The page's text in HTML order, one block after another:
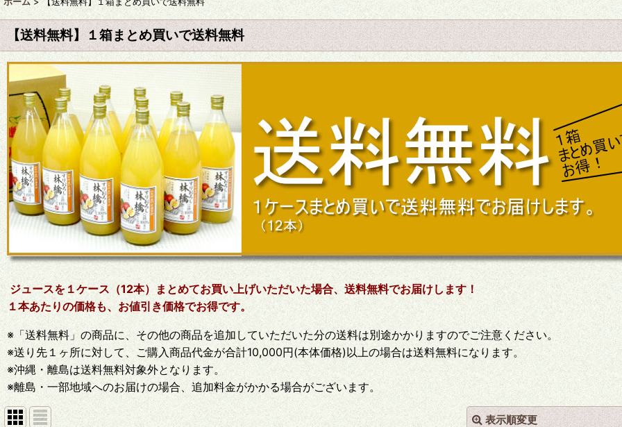
【送料無料】１箱まとめ買いで送料無料
ジュースを１ケース（12本）まとめてお買い上げいただいた場合、送料無料でお届けします！
１本あたりの価格も、お値引き価格でお得です。
※「送料無料」の商品に、その他の商品を追加していただいた分の送料は別途かかりますのでご注意ください。
※送り先１ヶ所に対して、ご購入商品代金が合計10,000円(本体価格)以上の場合は送料無料になります。
※沖縄・離島は送料無料対象外となります。
※離島・一部地域へのお届けの場合、追加料金がかかる場合がございます。
表示順変更